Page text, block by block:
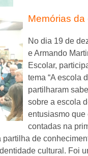
Memórias
No dia 19 de
e Armando
Escolar,
tema “A escola
partilharam
sobre a escola
entusiasmo que
contadas na
de
cultural. Foi